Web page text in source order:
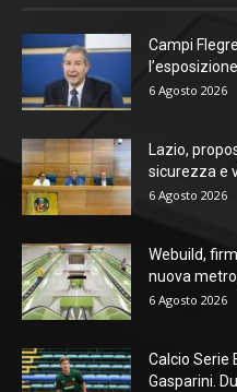
Campi
6 Agosto 2026
Lazio,
sicurezza e
6 Agosto 2026
Webuild,
nuova
6 Agosto 2026
Calcio Serie
Gasparini.